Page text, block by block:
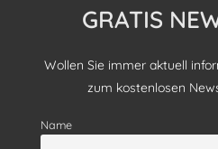
GRATIS
Wollen Sie immer aktuell
zum kostenlosen
Name